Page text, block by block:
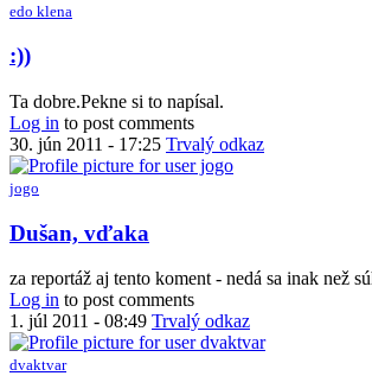
edo klena
:))
Ta dobre.Pekne si to napísal.
Log in to post comments
30. jún 2011 - 17:25 Trvalý odkaz
jogo
Dušan, vďaka
za reportáž aj tento koment - nedá sa inak než
Log in to post comments
1. júl 2011 - 08:49 Trvalý odkaz
dvaktvar